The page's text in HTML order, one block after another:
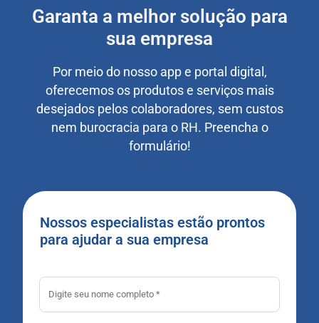
Garanta a melhor solução para
sua empresa
Por meio do nosso app e portal digital,
oferecemos os produtos e serviços mais
desejados pelos colaboradores, sem custos
nem burocracia para o RH. Preencha o
formulário!
Nossos especialistas estão prontos
para ajudar a sua empresa